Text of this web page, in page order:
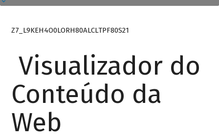
Z7_L9KEH4O0LORH80ALCLTPF80S21
Visualizador do
Conteúdo da
Web